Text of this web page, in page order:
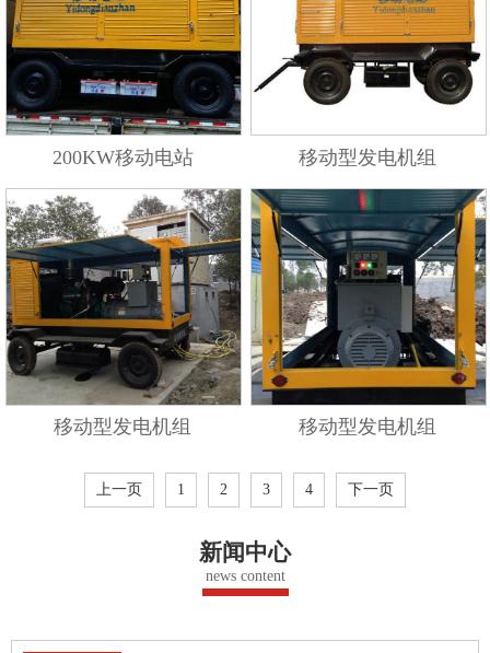
200KW移动电站 移动型发电机组
移动型发电机组 移动型发电机组
上一页 1 2 3 4 下一页
新闻中心
news content